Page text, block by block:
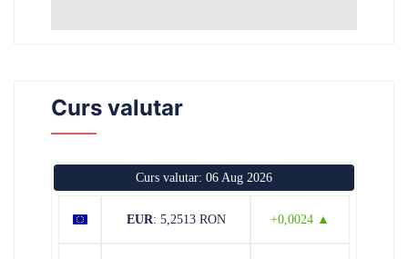
Curs valutar
Curs valutar: 06 Aug 2026
EUR: 5,2513 RON +0,0024 ▲